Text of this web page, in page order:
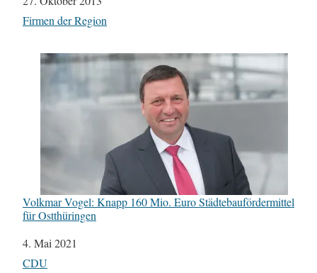
In Bezug auf
Firmen der Region
Volkmar Vogel: Knapp 160 Mio. Euro Städtebaufördermittel
für Ostthüringen
Datum
4. Mai 2021
In Bezug auf
CDU